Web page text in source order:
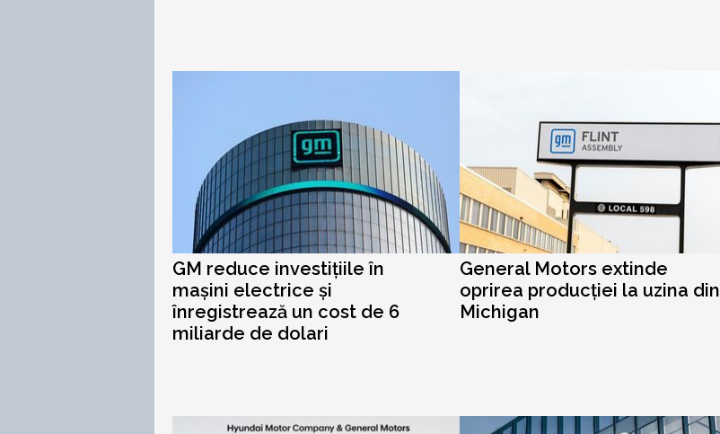
GM reduce investițiile în
mașini electrice și
înregistrează un cost de 6
miliarde de dolari
General Motors extinde
oprirea producției la uzina din
Michigan